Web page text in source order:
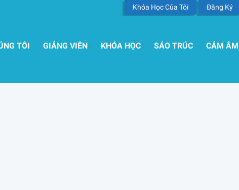
Khóa Học Của Tôi Đăng Ký
TÔI GIẢNG VIÊN KHÓA HỌC SÁO TRÚC CẢM ÂM